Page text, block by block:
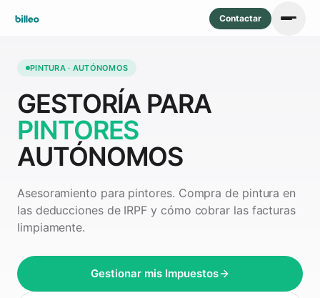
Contactar
PINTURA · AUTÓNOMOS
GESTORÍA PARA
PINTORES
AUTÓNOMOS
Asesoramiento para pintores. Compra de pintura en
las deducciones de IRPF y cómo cobrar las facturas
limpiamente.
Gestionar mis Impuestos